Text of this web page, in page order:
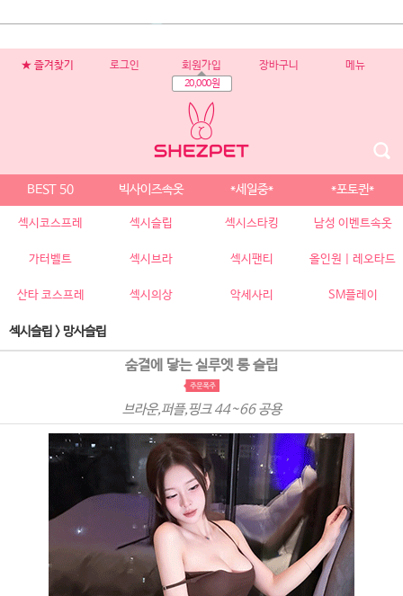
★ 즐겨찾기 로그인 회원가입
20,000원
장바구니 메뉴
BEST 50 빅사이즈속옷 *세일중* *포토퀸*
섹시코스프레 섹시슬립 섹시스타킹 남성 이벤트속옷
가터벨트 섹시브라 섹시팬티 올인원 | 레오타드
산타 코스프레 섹시의상 악세사리 SM플레이
섹시슬립 >망사슬립
숨결에 닿는 실루엣 롱 슬립
브라운,퍼플,핑크 44~66 공용